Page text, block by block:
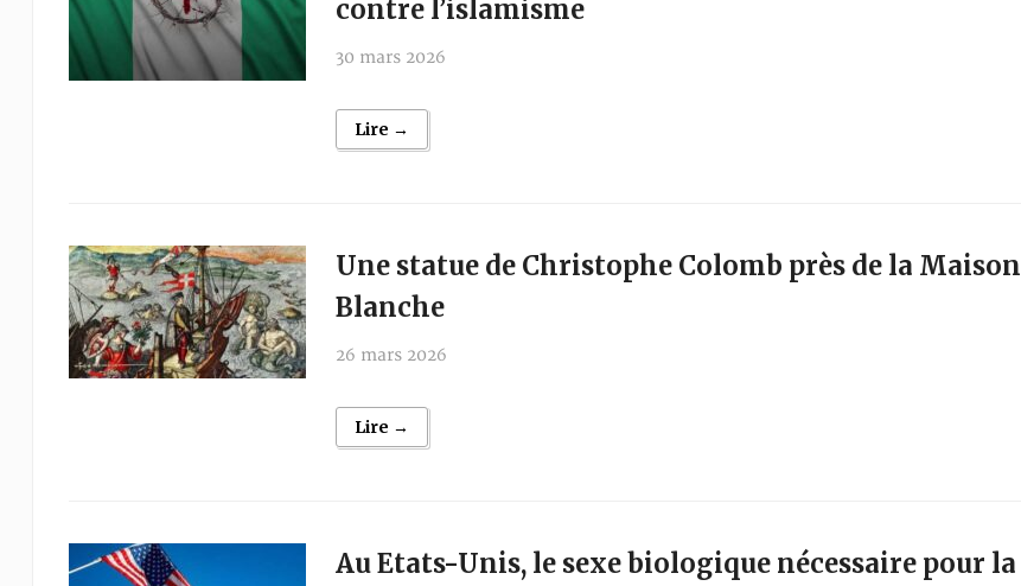
contre l’islamisme
30 mars 2026
Lire →
Une statue de Christophe Colomb près de la Maison
Blanche
26 mars 2026
Lire →
Au Etats-Unis, le sexe biologique nécessaire pour la